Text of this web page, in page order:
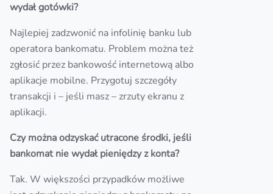
wydał gotówki?
Najlepiej zadzwonić na infolinię banku lub
operatora bankomatu. Problem można też
zgłosić przez bankowość internetową albo
aplikacje mobilne. Przygotuj szczegóły
transakcji i – jeśli masz – zrzuty ekranu z
aplikacji.
Czy można odzyskać utracone środki, jeśli
bankomat nie wydał pieniędzy z konta?
Tak. W większości przypadków możliwe